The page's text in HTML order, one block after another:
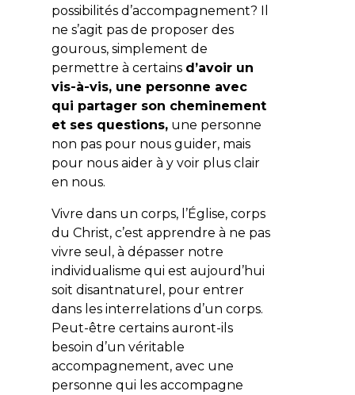
possibilités d’accompagnement? Il
ne s’agit pas de proposer des
gourous, simplement de
permettre à certains d’avoir un
vis-à-vis, une personne avec
qui partager son cheminement
et ses questions,une personne
non pas pour nous guider, mais
pour nous aider à y voir plus clair
en nous.
Vivre dans un corps, l’Église, corps
du Christ, c’est apprendre à ne pas
vivre seul, à dépasser notre
individualisme qui est aujourd’hui
soit disantnaturel, pour entrer
dans les interrelations d’un corps.
Peut-être certains auront-ils
besoin d’un véritable
accompagnement, avec une
personne qui les accompagne